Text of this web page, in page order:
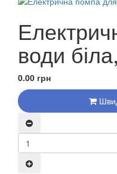
води
0.00 грн